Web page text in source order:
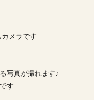
メラです
写真が撮れます♪
す